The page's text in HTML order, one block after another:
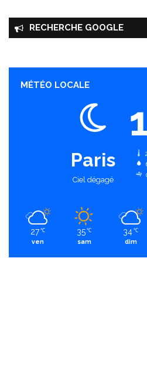
RECHERCHE GOOGLE
MÉTÉO LOCALE
Paris
Ciel dégagé
27 ℃
ven
35 ℃
sam
34 ℃
dim